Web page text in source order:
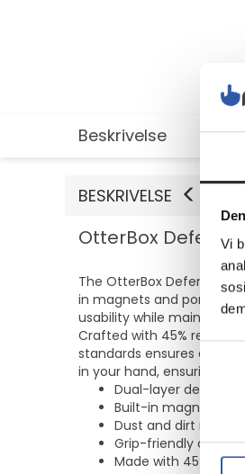
Vi
Beskrivelse
BESKRIVELSE
OtterBox
The OtterBox Defender
in magnets and port
usability while
Crafted with 45%
standards ensures
in your hand, ensuring
Dual-layer design
Built-in magnets for
Dust and dirt
Grip-friendly
Made with 45%